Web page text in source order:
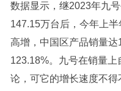
数据显示，继2023年九
147.15万台后，今年上
高增，中国区产品销量
123.18%。九号在销量
论，可它的增长速度不